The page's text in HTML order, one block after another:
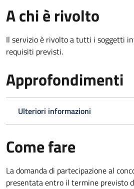
A chi è rivolto
Il servizio è rivolto a tutti i soggetti
requisiti previsti.
Approfondimenti
Ulteriori informazioni
Come fare
La domanda di partecipazione al
presentata entro il termine previsto